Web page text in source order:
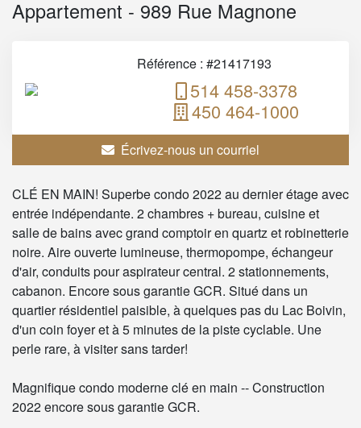
Appartement - 989 Rue Magnone
Référence : #21417193
514 458-3378
450 464-1000
Écrivez-nous un courriel
CLÉ EN MAIN! Superbe condo 2022 au dernier étage avec
entrée indépendante. 2 chambres + bureau, cuisine et
salle de bains avec grand comptoir en quartz et robinetterie
noire. Aire ouverte lumineuse, thermopompe, échangeur
d'air, conduits pour aspirateur central. 2 stationnements,
cabanon. Encore sous garantie GCR. Situé dans un
quartier résidentiel paisible, à quelques pas du Lac Boivin,
d'un coin foyer et à 5 minutes de la piste cyclable. Une
perle rare, à visiter sans tarder!
Magnifique condo moderne clé en main -- Construction
2022 encore sous garantie GCR.